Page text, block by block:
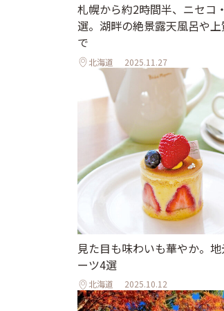
札幌から約2時間半、ニセコ
選。湖畔の絶景露天風呂や
で
北海道 2025.11.27
見た目も味わいも華やか。
ーツ4選
北海道 2025.10.12